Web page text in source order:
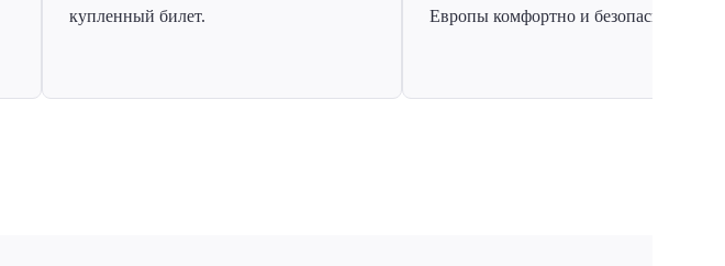
купленный билет.
Европы комфортно и безопасно.